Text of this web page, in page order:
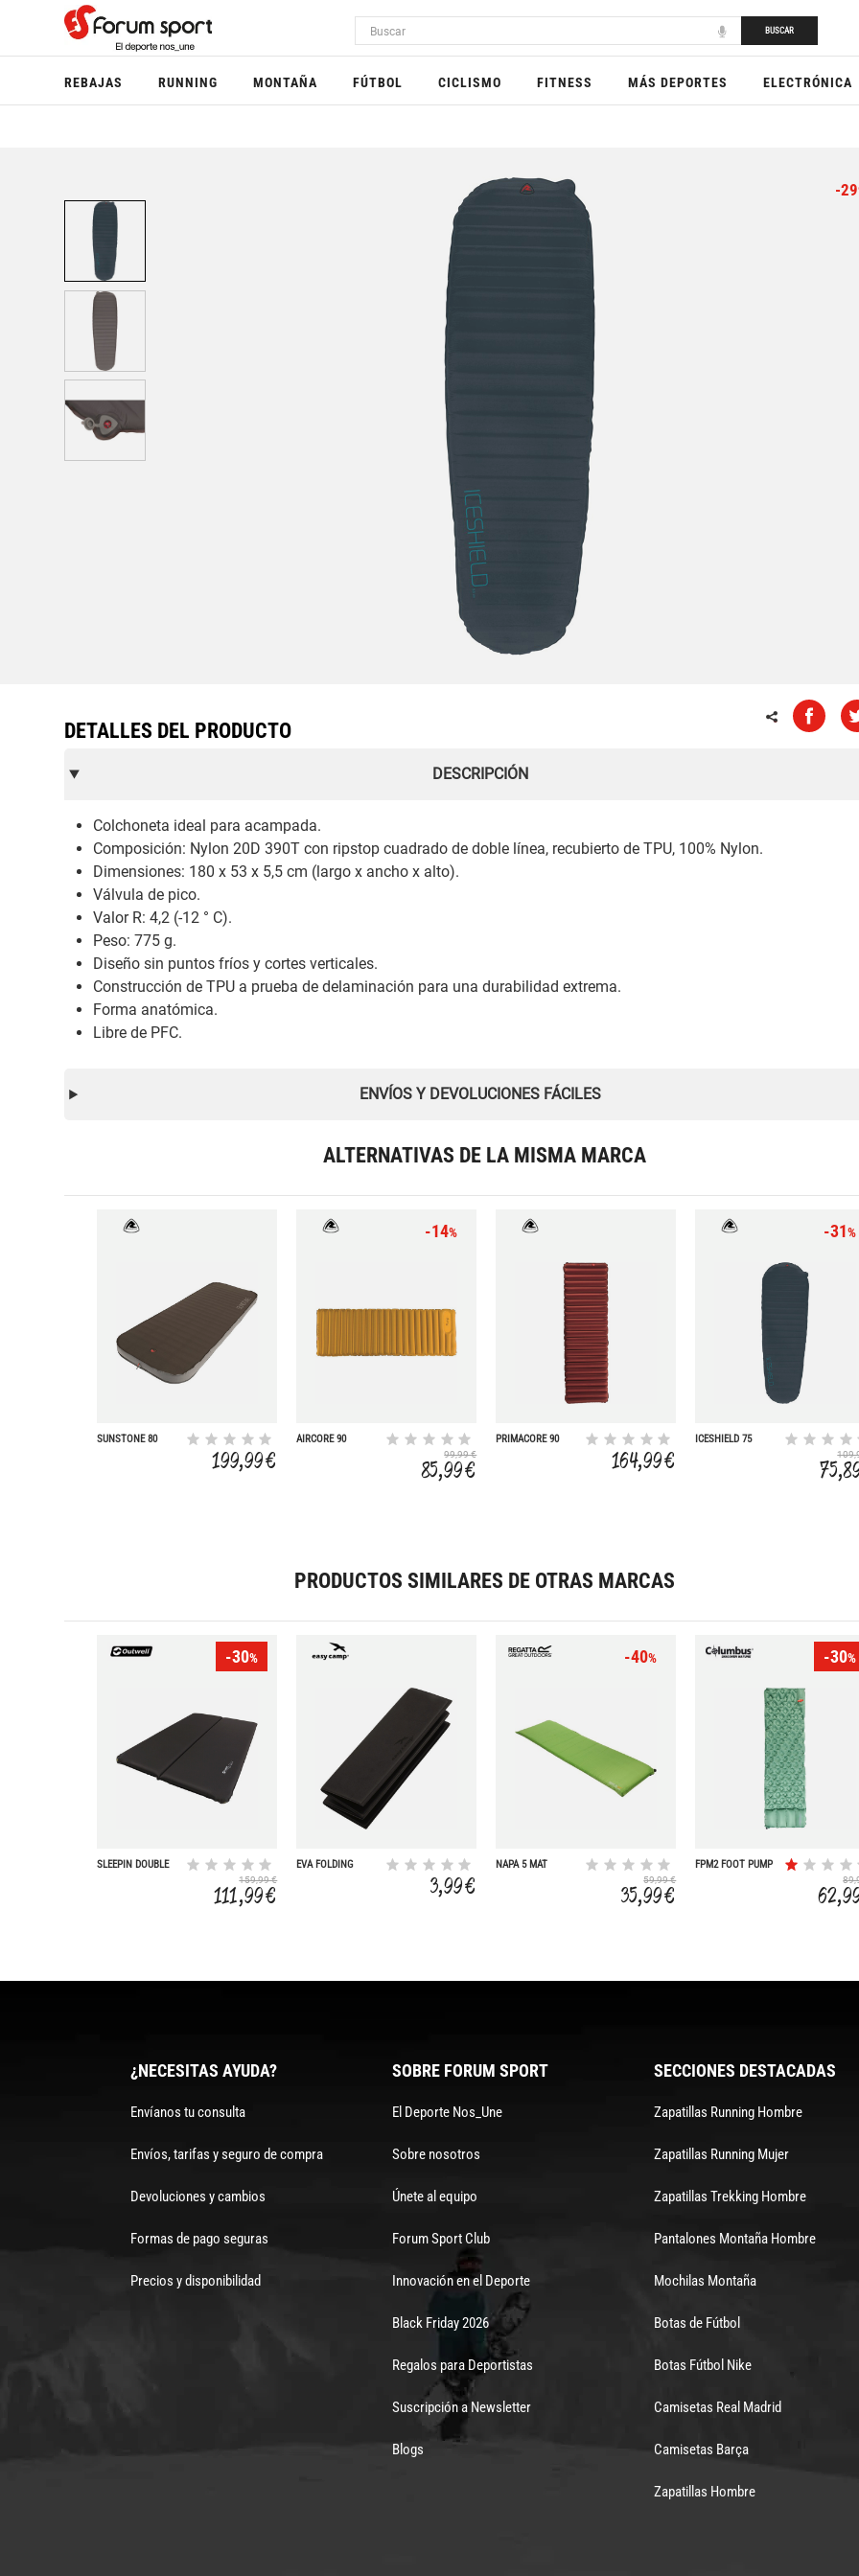
BUSCAR
REBAJAS RUNNING MONTAÑA FÚTBOL CICLISMO FITNESS MÁS DEPORTES ELECTRÓNICA
-29
DETALLES DEL PRODUCTO
DESCRIPCIÓN
Colchoneta ideal para acampada.
Composición: Nylon 20D 390T con ripstop cuadrado de doble línea, recubierto de TPU, 100% Nylon.
Dimensiones: 180 x 53 x 5,5 cm (largo x ancho x alto).
Válvula de pico.
Valor R: 4,2 (-12 ° C).
Peso: 775 g.
Diseño sin puntos fríos y cortes verticales.
Construcción de TPU a prueba de delaminación para una durabilidad extrema.
Forma anatómica.
Libre de PFC.
ENVÍOS Y DEVOLUCIONES FÁCILES
ALTERNATIVAS DE LA MISMA MARCA
SUNSTONE 80
199,99 €
-14%
AIRCORE 90
99,99 €
85,99 €
PRIMACORE 90
164,99 €
-31%
ICESHIELD 75
PRODUCTOS SIMILARES DE OTRAS MARCAS
-30%
SLEEPIN DOUBLE
159,99 €
111,99 €
EVA FOLDING
3,99 €
-40%
NAPA 5 MAT
59,99 €
35,99 €
-30%
FPM2 FOOT PUMP
¿NECESITAS AYUDA?
Envíanos tu consulta
Envíos, tarifas y seguro de compra
Devoluciones y cambios
Formas de pago seguras
Precios y disponibilidad
SOBRE FORUM SPORT
El Deporte Nos_Une
Sobre nosotros
Únete al equipo
Forum Sport Club
Innovación en el Deporte
Black Friday 2026
Regalos para Deportistas
Suscripción a Newsletter
Blogs
SECCIONES DESTACADAS
Zapatillas Running Hombre
Zapatillas Running Mujer
Zapatillas Trekking Hombre
Pantalones Montaña Hombre
Mochilas Montaña
Botas de Fútbol
Botas Fútbol Nike
Camisetas Real Madrid
Camisetas Barça
Zapatillas Hombre